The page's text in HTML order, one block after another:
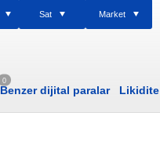
Sat Market
0
Benzer dijital paralar Likidite